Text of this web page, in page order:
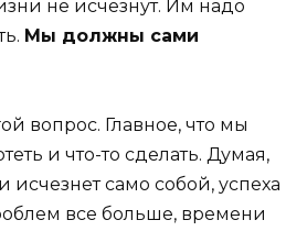
не исчезнут. Им надо
Мы должны сами
вопрос. Главное, что мы
и что-то сделать. Думая,
исчезнет само собой, успеха
все больше, времени